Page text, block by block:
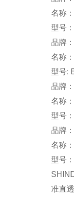
名称
型号
品牌
名称
型号:
品牌
名称
型号
品牌
名称
型号
准直